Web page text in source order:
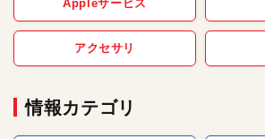
Appleサービス
アクセサリ
情報カテゴリ